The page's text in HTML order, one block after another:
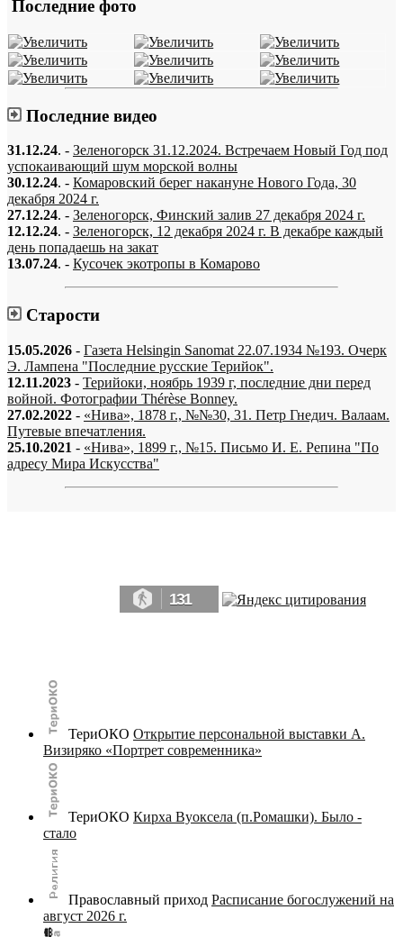
Последние фото
Последние видео
31.12.24. - Зеленогорск 31.12.2024. Встречаем Новый Год под
успокаивающий шум морской волны
30.12.24. - Комаровский берег накануне Нового Года, 30
декабря 2024 г.
27.12.24. - Зеленогорск, Финский залив 27 декабря 2024 г.
12.12.24. - Зеленогорск, 12 декабря 2024 г. В декабре каждый
день попадаешь на закат
13.07.24. - Кусочек экотропы в Комарово
Старости
15.05.2026 - Газета Helsingin Sanomat 22.07.1934 №193. Очерк
Э. Лампена "Последние русские Терийок".
12.11.2023 - Терийоки, ноябрь 1939 г, последние дни перед
войной. Фотографии Thérèse Bonney.
27.02.2022 - «Нива», 1878 г., №№30, 31. Петр Гнедич. Валаам.
Путевые впечатления.
25.10.2021 - «Нива», 1899 г., №15. Письмо И. Е. Репина "По
адресу Мира Искусства"
131
ТериОКО Открытие персональной выставки А.
Визиряко «Портрет современника»
ТериОКО Кирха Вуоксела (п.Ромашки). Было -
стало
Православный приход Расписание богослужений на
август 2026 г.